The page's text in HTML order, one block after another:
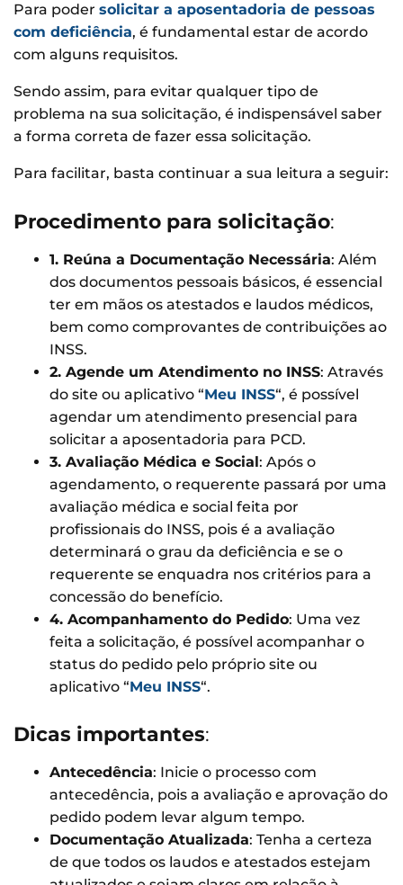
Para poder solicitar a aposentadoria de pessoas
com deficiência, é fundamental estar de acordo
com alguns requisitos.
Sendo assim, para evitar qualquer tipo de
problema na sua solicitação, é indispensável saber
a forma correta de fazer essa solicitação.
Para facilitar, basta continuar a sua leitura a seguir:
Procedimento para solicitação:
1. Reúna a Documentação Necessária: Além
dos documentos pessoais básicos, é essencial
ter em mãos os atestados e laudos médicos,
bem como comprovantes de contribuições ao
INSS.
2. Agende um Atendimento no INSS: Através
do site ou aplicativo “Meu INSS“, é possível
agendar um atendimento presencial para
solicitar a aposentadoria para PCD.
3. Avaliação Médica e Social: Após o
agendamento, o requerente passará por uma
avaliação médica e social feita por
profissionais do INSS, pois é a avaliação
determinará o grau da deficiência e se o
requerente se enquadra nos critérios para a
concessão do benefício.
4. Acompanhamento do Pedido: Uma vez
feita a solicitação, é possível acompanhar o
status do pedido pelo próprio site ou
aplicativo “Meu INSS“.
Dicas importantes:
Antecedência: Inicie o processo com
antecedência, pois a avaliação e aprovação do
pedido podem levar algum tempo.
Documentação Atualizada: Tenha a certeza
de que todos os laudos e atestados estejam